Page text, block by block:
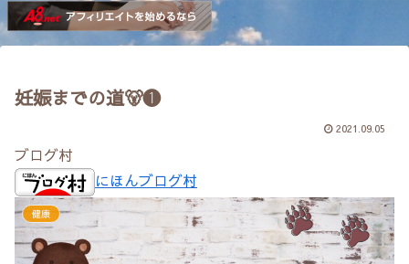
妊娠までの道🐻❶
2021.09.05
ブログ村
にほんブログ村
健康